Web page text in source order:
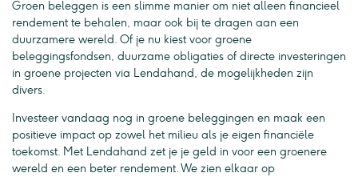
Groen beleggen is een slimme manier om niet alleen financieel
rendement te behalen, maar ook bij te dragen aan een
duurzamere wereld. Of je nu kiest voor groene
beleggingsfondsen, duurzame obligaties of directe investeringen
in groene projecten via Lendahand, de mogelijkheden zijn
divers.
Investeer vandaag nog in groene beleggingen en maak een
positieve impact op zowel het milieu als je eigen financiële
toekomst. Met Lendahand zet je je geld in voor een groenere
wereld en een beter rendement. We zien elkaar op